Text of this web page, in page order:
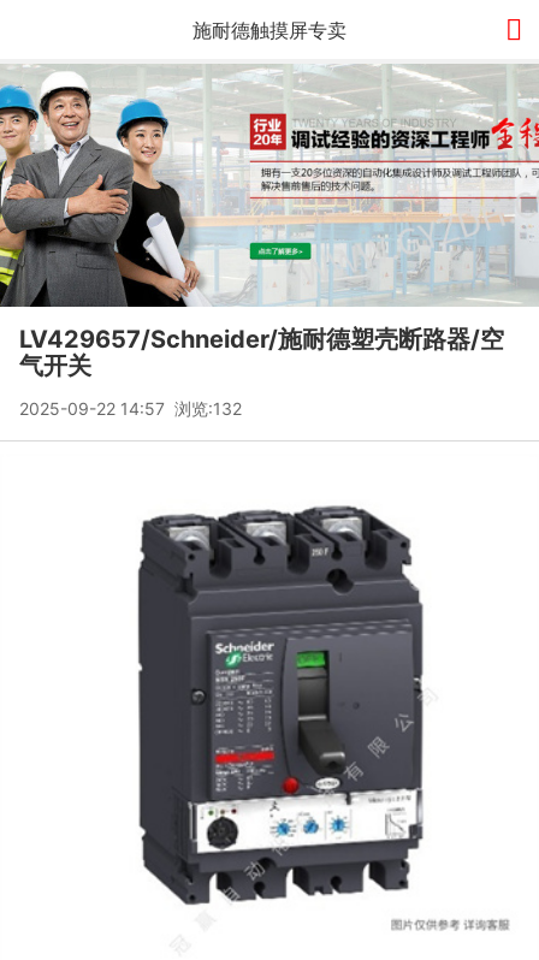
施耐德触摸屏专卖 
LV429657/Schneider/施耐德塑壳断路器/空
气开关
2025-09-22 14:57 浏览:132